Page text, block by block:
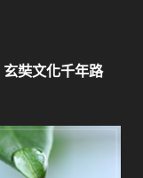
玄奘文化千年路